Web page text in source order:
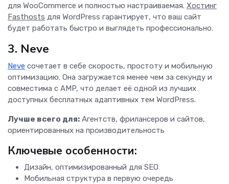
для WooCommerce и полностью настраиваемая. Хостинг
Fasthosts для WordPress гарантирует, что ваш сайт
будет работать быстро и выглядеть профессионально.
3. Neve
Neve сочетает в себе скорость, простоту и мобильную
оптимизацию. Она загружается менее чем за секунду и
совместима с AMP, что делает её одной из лучших
доступных бесплатных адаптивных тем WordPress.
Лучше всего для: Агентств, фрилансеров и сайтов,
ориентированных на производительность
Ключевые особенности:
Дизайн, оптимизированный для SEO
Мобильная структура в первую очередь